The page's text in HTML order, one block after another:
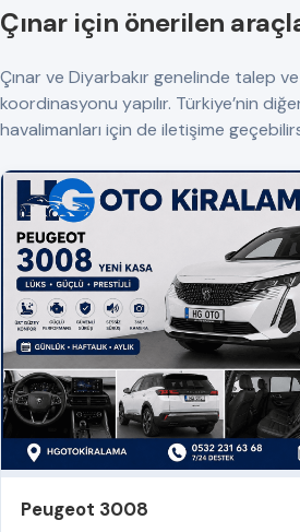
Çınar için önerilen
Çınar ve Diyarbakır genelinde talep
koordinasyonu yapılır. Türkiye’nin
havalimanları için de iletişime
Peugeot 3008